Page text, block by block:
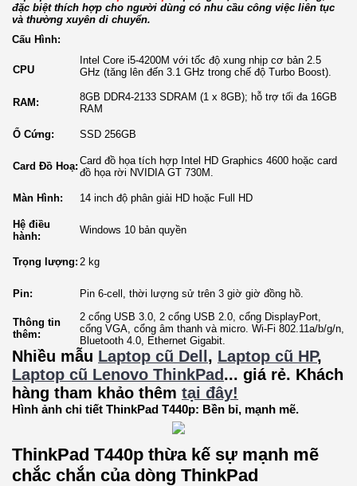
đặc biệt thích hợp cho người dùng có nhu cầu công việc liên tục
và thường xuyên di chuyển.
Cấu Hình:
CPU
Intel Core i5-4200M với tốc độ xung nhịp cơ bản 2.5
GHz (tăng lên đến 3.1 GHz trong chế độ Turbo Boost).
RAM:
8GB DDR4-2133 SDRAM (1 x 8GB); hỗ trợ tối đa 16GB
RAM
Ổ Cứng: SSD 256GB
Card Đồ Hoạ: Card đồ họa tích hợp Intel HD Graphics 4600 hoặc card
đồ họa rời NVIDIA GT 730M.
Màn Hình: 14 inch độ phân giải HD hoặc Full HD
Hệ điều
hành:
Windows 10 bản quyền
Trọng lượng: 2 kg
Pin: Pin 6-cell, thời lượng sử trên 3 giờ giờ đồng hồ.
Thông tin
thêm:
2 cổng USB 3.0, 2 cổng USB 2.0, cổng DisplayPort,
cổng VGA, cổng âm thanh và micro. Wi-Fi 802.11a/b/g/n,
Bluetooth 4.0, Ethernet Gigabit.
Nhiều mẫu Laptop cũ Dell, Laptop cũ HP,
Laptop cũ Lenovo ThinkPad... giá rẻ. Khách
hàng tham khảo thêm tại đây!
Hình ảnh chi tiết ThinkPad T440p: Bền bỉ, mạnh mẽ.
ThinkPad T440p thừa kế sự mạnh mẽ
chắc chắn của dòng ThinkPad